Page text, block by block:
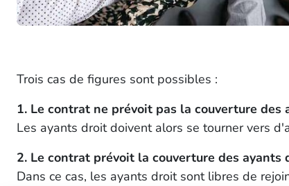
Trois cas de figures sont possibles :
1. Le contrat ne prévoit pas la couverture des
Les ayants droit doivent alors se tourner vers
2. Le contrat prévoit la couverture des
Dans ce cas, les ayants droit sont libres de